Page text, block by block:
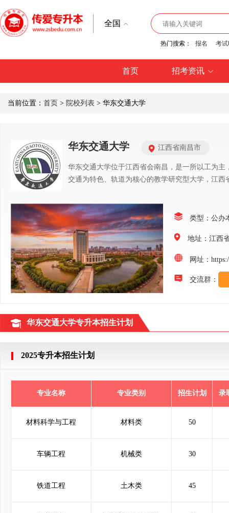
全国
热门搜索： 报名 考
首页 招考资讯
当前位置： 首页 > 院校列表 > 华东交通大学
华东交通大学 江西省南昌市
华东交通大学位于江西省会南昌，是一所以工为
交通为特色、轨道为核心的教学研究型大学，江
类型：公办
地址：江西
网址：
交流群：
华东交通大学专升本招生计划
2025专升本招生计划
专业名称 专业类别 招生计划 录
材料科学与工程 材料类 50
车辆工程 机械类 30
铁道工程 土木类 45